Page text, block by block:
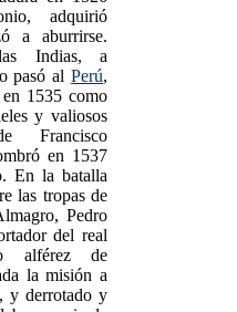
adquirió
a aburrirse.
Indias, a
pasó al Perú,
1535 como
y valiosos
Francisco
en 1537
En la batalla
las tropas de
Pedro
del real
alférez de
la misión a
y derrotado y